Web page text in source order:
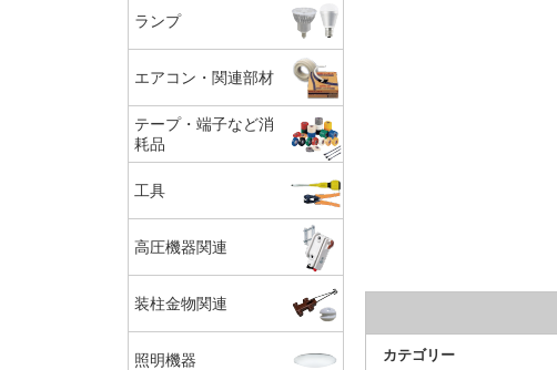
カテゴリー
ランプ
エアコン・関連部材
テープ・端子など消
耗品
工具
高圧機器関連
装柱金物関連
照明機器